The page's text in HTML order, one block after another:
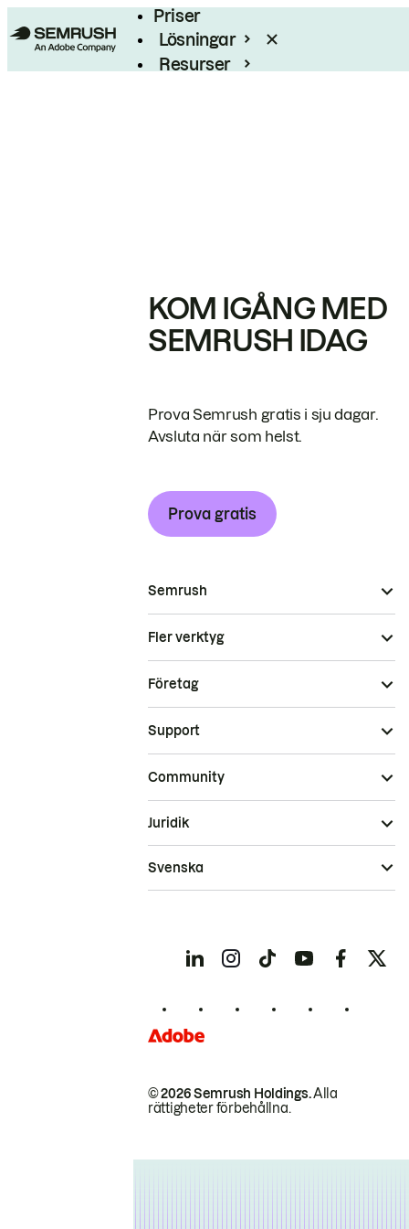
Priser
Lösningar
Resurser
KOM IGÅNG MED
SEMRUSH IDAG
Prova Semrush gratis i sju dagar.
Avsluta när som helst.
Prova gratis
Semrush
Fler verktyg
Företag
Support
Community
© 2026 Semrush Holdings.Alla
rättigheter förbehållna.
Juridik
Svenska